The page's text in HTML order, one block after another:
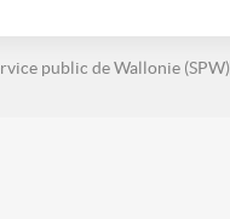
public de Wallonie (SPW)